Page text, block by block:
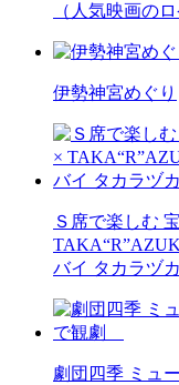
（人気映画のロ
伊勢神宮めぐり
Ｓ席で楽しむ
バイ タカラヅ
劇団四季 ミュ